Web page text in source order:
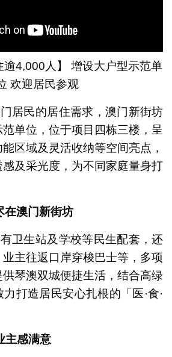
逾4,000人】 增设大户型示范单
欢迎居民参观
居民的居住需求，澳门新街坊
单位，位于项目四栋三楼，呈
区域及灵活收纳等空间亮点，
及采光度，为不同家庭量身打
在澳门新街坊
卫生站及学校等民生配套，还
主往返口岸穿梭巴士等，多项
琴澳双城便捷生活，结合高绿
打造居民安心扎根的「医·食·
主感满意